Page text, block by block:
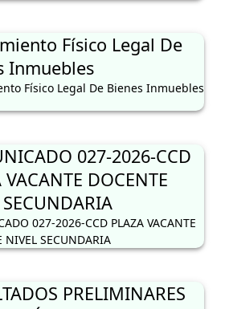
Físico Legal De
Inmuebles
Físico Legal De Bienes Inmuebles
027-2026-CCD
VACANTE DOCENTE
027-2026-CCD PLAZA VACANTE
NIVEL SECUNDARIA
PRELIMINARES